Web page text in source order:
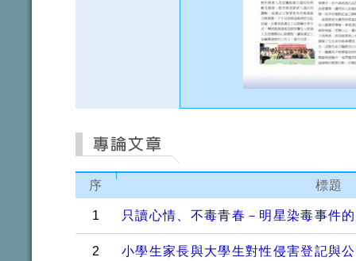
序 標題
1 只讀心情、不毒青春－明星染毒事件
2 小學生家長與大學生對性侵害登記與